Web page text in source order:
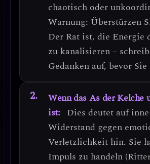
chaotisch oder
Warnung: Überstürzen
Der Rat ist, die Energie
zu kanalisieren –
Gedanken auf, bevor
Wenn das As der Kelche
ist: Dies deutet auf
Widerstand gegen
Verletzlichkeit hin. Sie
Impuls zu handeln